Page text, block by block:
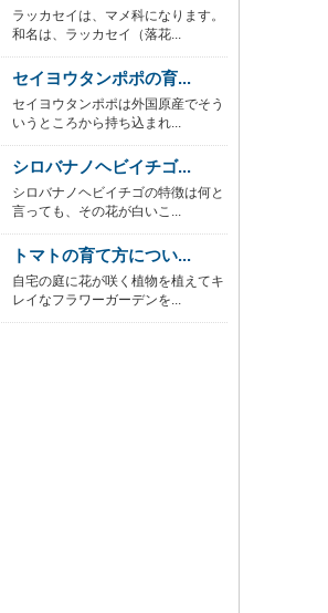
ラッカセイは、マメ科になります。
和名は、ラッカセイ（落花...
セイヨウタンポポの育...
セイヨウタンポポは外国原産でそう
いうところから持ち込まれ...
シロバナノヘビイチゴ...
シロバナノヘビイチゴの特徴は何と
言っても、その花が白いこ...
トマトの育て方につい...
自宅の庭に花が咲く植物を植えてキ
レイなフラワーガーデンを...